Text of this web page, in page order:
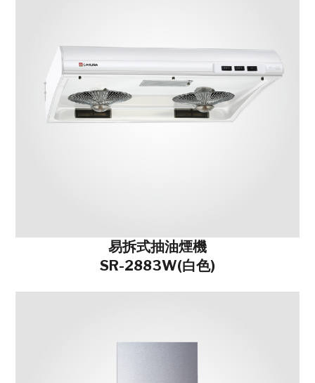
易拆式抽油煙機
SR-2883W(白色)